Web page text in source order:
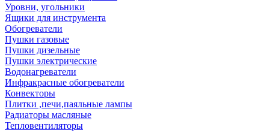
Уровни, угольники
Ящики для инструмента
Обогреватели
Пушки газовые
Пушки дизельные
Пушки электрические
Водонагреватели
Инфракрасные обогреватели
Конвекторы
Плитки ,печи,паяльные лампы
Радиаторы масляные
Тепловентиляторы